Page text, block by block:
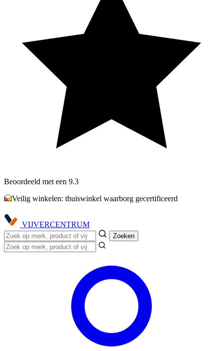
Beoordeeld met een 9.3
Veilig winkelen: thuiswinkel waarborg gecertificeerd
VIJVERCENTRUM
Zoeken